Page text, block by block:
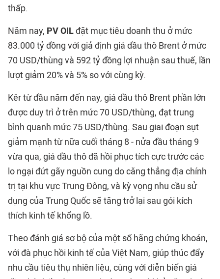
thấp.
Năm nay, PV OILđặt mục tiêu doanh thu ở mức
83.000 tỷ đồng với giả định giá dầu thô Brent ở mức
70 USD/thùng và 592 tỷ đồng lợi nhuận sau thuế, lần
lượt giảm 20% và 5% so với cùng kỳ.
Kêr từ đầu năm đến nay, giá dầu thô Brent phần lớn
được duy trì ở trên mức 70 USD/thùng, đạt trung
bình quanh mức 75 USD/thùng. Sau giai đoạn sụt
giảm mạnh từ nữa cuối tháng 8 - nửa đầu tháng 9
vừa qua, giá dầu thô đã hồi phục tích cực trước các
lo ngại đứt gãy nguồn cung do căng thẳng địa chính
trị tại khu vực Trung Đông, và kỳ vọng nhu cầu sử
dụng của Trung Quốc sẽ tăng trở lại sau gói kích
thích kinh tế khổng lồ.
Theo đánh giá sơ bộ của một số hãng chứng khoán,
với đà phục hồi kinh tế của Việt Nam, giúp thúc đẩy
nhu cầu tiêu thụ nhiên liệu, cùng với diễn biến giá